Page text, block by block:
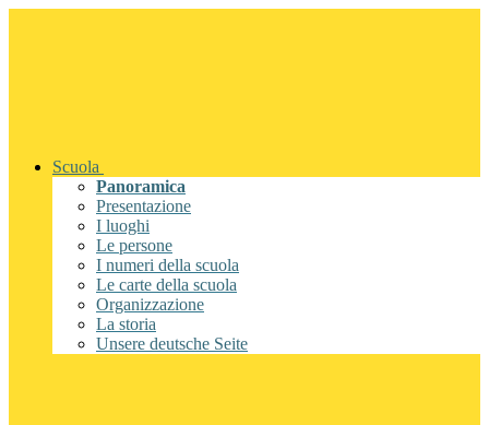
Scuola
Panoramica
Presentazione
I luoghi
Le persone
I numeri della scuola
Le carte della scuola
Organizzazione
La storia
Unsere deutsche Seite